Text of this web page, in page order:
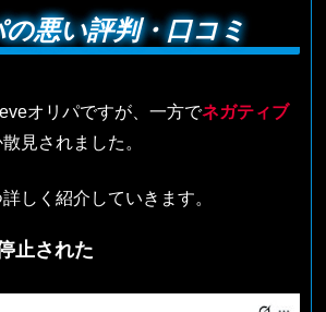
悪い評判・口コミ
オリパですが、一方でネガティブ
見されました。
しく紹介していきます。
止された